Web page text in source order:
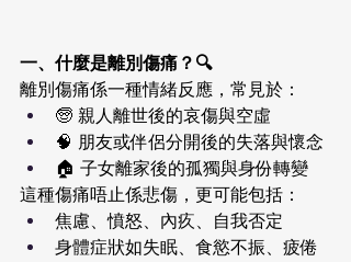
一、什麼是離別傷痛？🔍
離別傷痛係一種情緒反應，常見於：
🧓 親人離世後的哀傷與空虛
🧠 朋友或伴侶分開後的失落與懷念
🏠 子女離家後的孤獨與身份轉變
這種傷痛唔止係悲傷，更可能包括：
焦慮、憤怒、內疚、自我否定
身體症狀如失眠、食慾不振、疲倦